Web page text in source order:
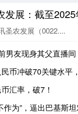
年9月10日收盘，公司股东户
圣农发展（0022....
现身其父直播间，在线
破70关键水平，三大因
汇率，破7！
，逼出巴基斯坦对沙特的“核